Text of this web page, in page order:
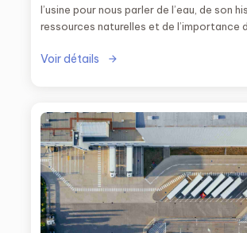
l’usine pour nous parler de l’eau, de son
ressources naturelles et de l’importance
Voir détails